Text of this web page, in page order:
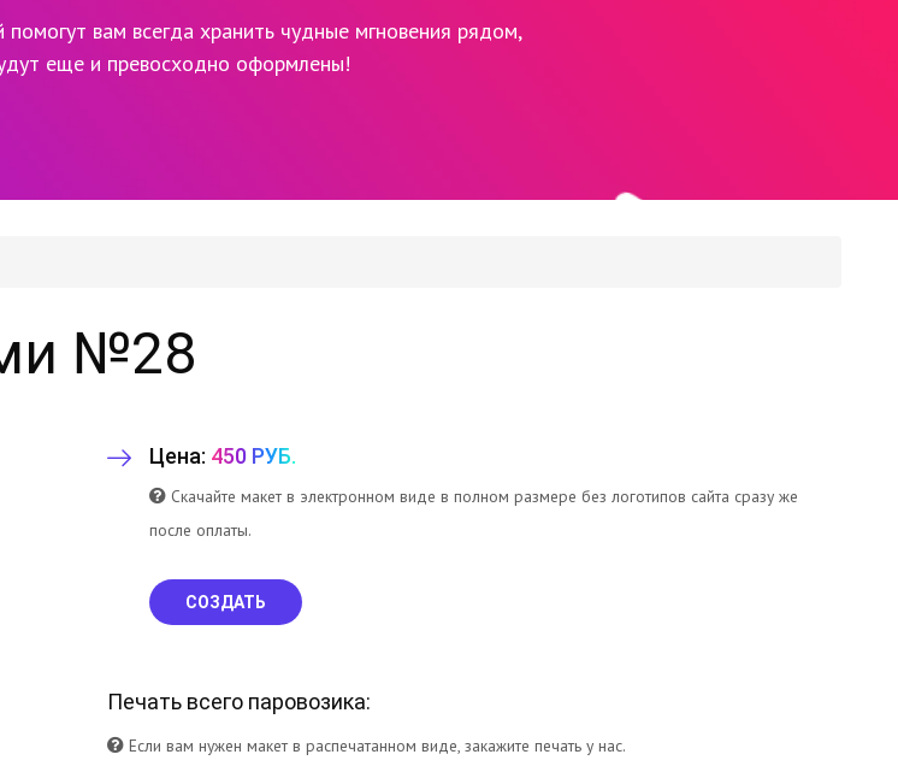
вам всегда хранить чудные мгновения рядом,
еще и превосходно оформлены!
№28
Цена: 450 РУБ.
Скачайте макет в электронном виде в полном размере без логотипов сайта сразу же
после оплаты.
СОЗДАТЬ
Печать всего паровозика:
Если вам нужен макет в распечатанном виде, закажите печать у нас.